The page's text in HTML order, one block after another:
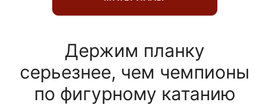
Держим планку
серьезнее, чем чемпионы
по фигурному катанию